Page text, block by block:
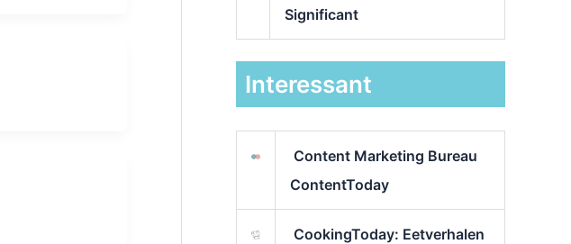
Significant
Interessant
Content Marketing Bureau
ContentToday
CookingToday: Eetverhalen